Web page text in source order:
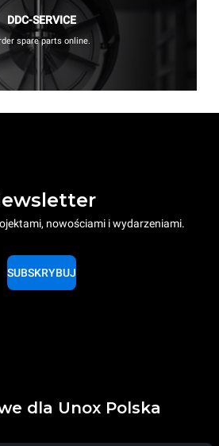
DDC-SERVICE
spare parts online.
nowościami i wydarzeniami.
SUBSKRYBUJ
dla Unox Polska